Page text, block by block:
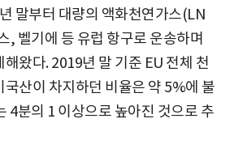
말부터 대량의 액화천연가스(LN
, 벨기에 등 유럽 항구로 운송하며
왔다. 2019년 말 기준 EU 전체 천
산이 차지하던 비율은 약 5%에 불
4분의 1 이상으로 높아진 것으로 추